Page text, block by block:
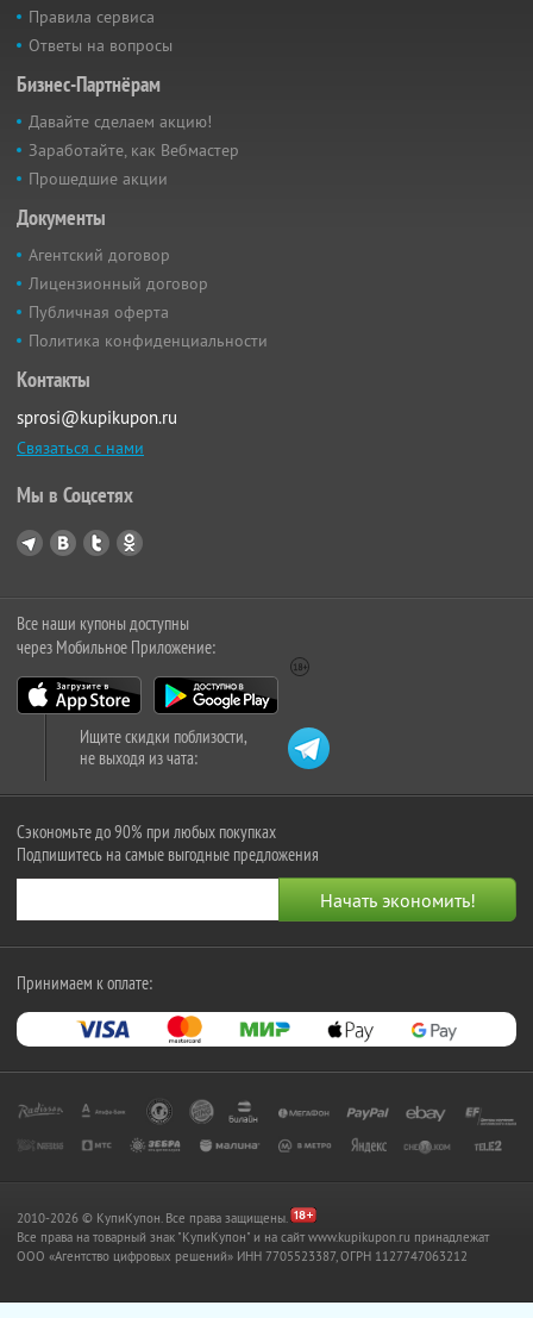
Правила сервиса
Ответы на вопросы
Бизнес-Партнёрам
Давайте сделаем акцию!
Заработайте, как Вебмастер
Прошедшие акции
Документы
Агентский договор
Лицензионный договор
Публичная оферта
Политика конфиденциальности
Контакты
sprosi@kupikupon.ru
Связаться с нами
Мы в Соцсетях
Все наши купоны доступны
через Мобильное Приложение:
Ищите скидки поблизости,
не выходя из чата:
Сэкономьте до 90% при любых покупках
Подпишитесь на самые выгодные предложения
Принимаем к оплате:
2010-2026 © КупиКупон. Все права защищены.
Все права на товарный знак "КупиКупон" и на сайт www.kupikupon.ru принадлежат
OOO «Агентство цифровых решений» ИНН 7705523387, ОГРН 1127747063212